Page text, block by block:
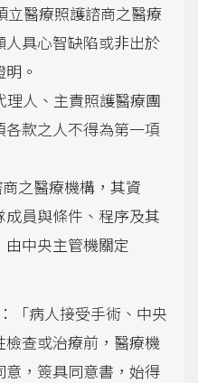
立醫療照護諮商之醫療
具心智缺陷或非出於
。
理人、主責照護醫療團
款之人不得為第一項
之醫療機構，其資
員與條件、程序及其
中央主管機關定
：「病人接受手術、中央
查或治療前，醫療機
，簽具同意書，始得